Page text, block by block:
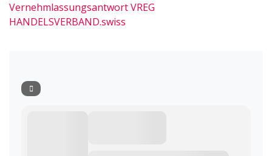
Vernehmlassungsantwort VREG
HANDELSVERBAND.swiss